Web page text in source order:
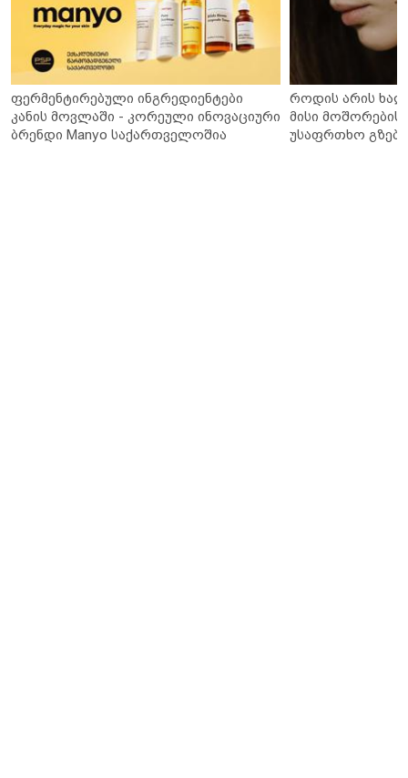
ფერმენტირებული ინგრედიენტები
კანის მოვლაში - კორეული ინოვაციური
ბრენდი Manyo საქართველოშია
როდის არის
მისი მოშორების
უსაფრთხო გზები